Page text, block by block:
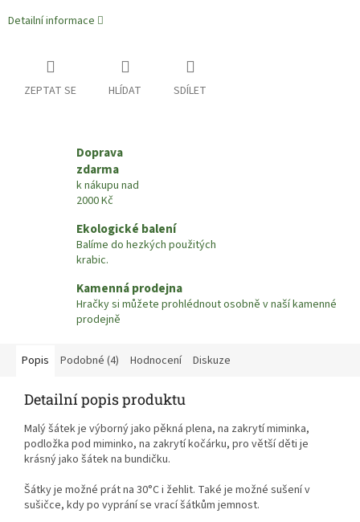
Detailní informace
ZEPTAT SE HLÍDAT SDÍLET
Doprava
zdarma
k nákupu nad
2000 Kč
Ekologické balení
Balíme do hezkých použitých
krabic.
Kamenná prodejna
Hračky si můžete prohlédnout osobně v naší kamenné
prodejně
Popis Podobné (4) Hodnocení Diskuze
Detailní popis produktu
Malý šátek je výborný jako pěkná plena, na zakrytí miminka,
podložka pod miminko, na zakrytí kočárku, pro větší děti je
krásný jako šátek na bundičku.
Šátky je možné prát na 30°C i žehlit. Také je možné sušení v
sušičce, kdy po vyprání se vrací šátkům jemnost.